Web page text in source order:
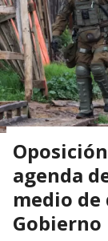
agenda
medio
Gobierno